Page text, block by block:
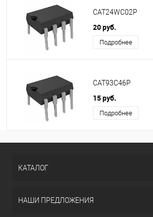
CAT24WC02P
20 руб.
Подробнее
CAT93C46P
15 руб.
Подробнее
КАТАЛОГ
НАШИ ПРЕДЛОЖЕНИЯ